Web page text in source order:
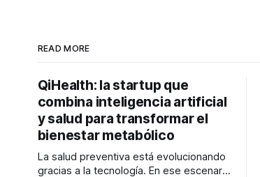
READ MORE
QiHealth: la startup que
combina inteligencia artificial
y salud para transformar el
bienestar metabólico
La salud preventiva está evolucionando
gracias a la tecnología. En ese escenario